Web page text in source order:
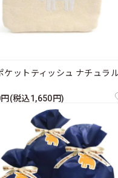
ケットティッシュ ナチュラ
(税込1,650円)